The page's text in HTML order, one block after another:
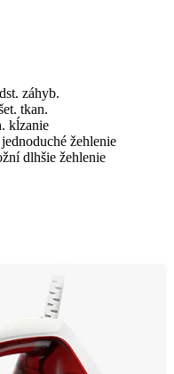
záhyb.
tkan.
kĺzanie
žehlenie
dlhšie žehlenie